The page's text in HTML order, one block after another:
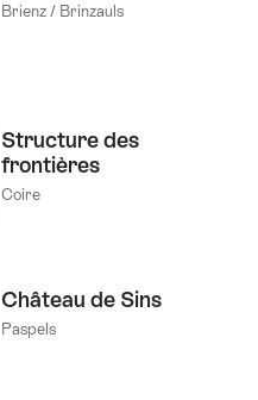
Brienz / Brinzauls
Structure des
frontières
Coire
Château de Sins
Paspels